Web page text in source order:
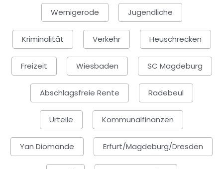
Wernigerode Jugendliche
Kriminalität Verkehr Heuschrecken
Freizeit Wiesbaden SC Magdeburg
Abschlagsfreie Rente Radebeul
Urteile Kommunalfinanzen
Yan Diomande Erfurt/Magdeburg/Dresden